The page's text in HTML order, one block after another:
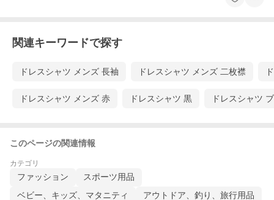
関連キーワードで探す
ドレスシャツ メンズ 長袖 ドレスシャツ メンズ 二枚襟
ドレスシャツ メンズ 赤 ドレスシャツ 黒 ドレスシャツ
このページの関連情報
カテゴリ
ファッション
スポーツ用品
ベビー、キッズ、マタニティ
アウトドア、釣り、旅行用品